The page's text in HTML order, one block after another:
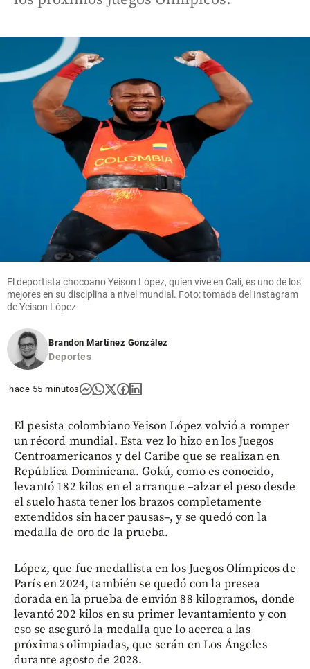
El deportista chocoano Yeison López, quien vive en Cali, es uno de los
mejores en su disciplina a nivel mundial. Foto: tomada del Instagram
de Yeison López
Brandon Martínez González
Deportes
hace 55 minutos
El pesista colombiano Yeison López volvió a romper
un récord mundial. Esta vez lo hizo en los Juegos
Centroamericanos y del Caribe que se realizan en
República Dominicana. Gokú, como es conocido,
levantó 182 kilos en el arranque –alzar el peso desde
el suelo hasta tener los brazos completamente
extendidos sin hacer pausas–, y se quedó con la
medalla de oro de la prueba.
López, que fue medallista en los Juegos Olímpicos de
París en 2024, también se quedó con la presea
dorada en la prueba de envión 88 kilogramos, donde
levantó 202 kilos en su primer levantamiento y con
eso se aseguró la medalla que lo acerca a las
próximas olimpiadas, que serán en Los Ángeles
durante agosto de 2028.